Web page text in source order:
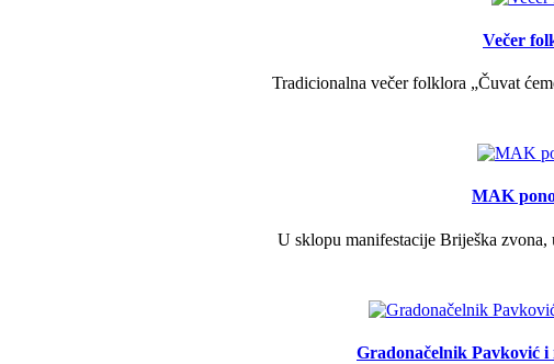
Večer
Tradicionalna večer folklora „Čuvat
MAK
U sklopu manifestacije Briješka
Gradonačelnik Pavković